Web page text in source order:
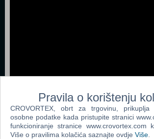
Dodaj u košaricu
Pravila o korištenju
CROVORTEX, obrt za trgovinu,
osobne podatke kada pristupite stranici
funkcioniranje stranice www.crovortex.com
Više o pravilima kolačića saznajte ovdje Više